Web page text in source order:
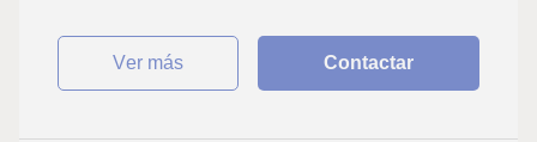
ver más Contactar